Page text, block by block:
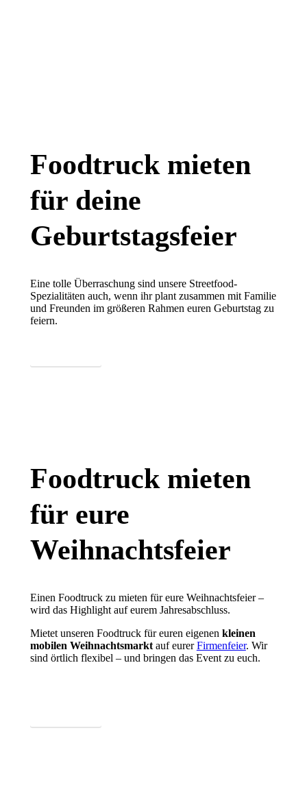
Foodtruck mieten
für deine
Geburtstagsfeier
Eine tolle Überraschung sind unsere Streetfood-
Spezialitäten auch, wenn ihr plant zusammen mit Familie
und Freunden im größeren Rahmen euren Geburtstag zu
feiern.
Foodtruck mieten
für eure
Weihnachtsfeier
Einen Foodtruck zu mieten für eure Weihnachtsfeier –
wird das Highlight auf eurem Jahresabschluss.
Mietet unseren Foodtruck für euren eigenen kleinen
mobilen Weihnachtsmarktauf eurerFirmenfeier. Wir
sind örtlich flexibel – und bringen das Event zu euch.